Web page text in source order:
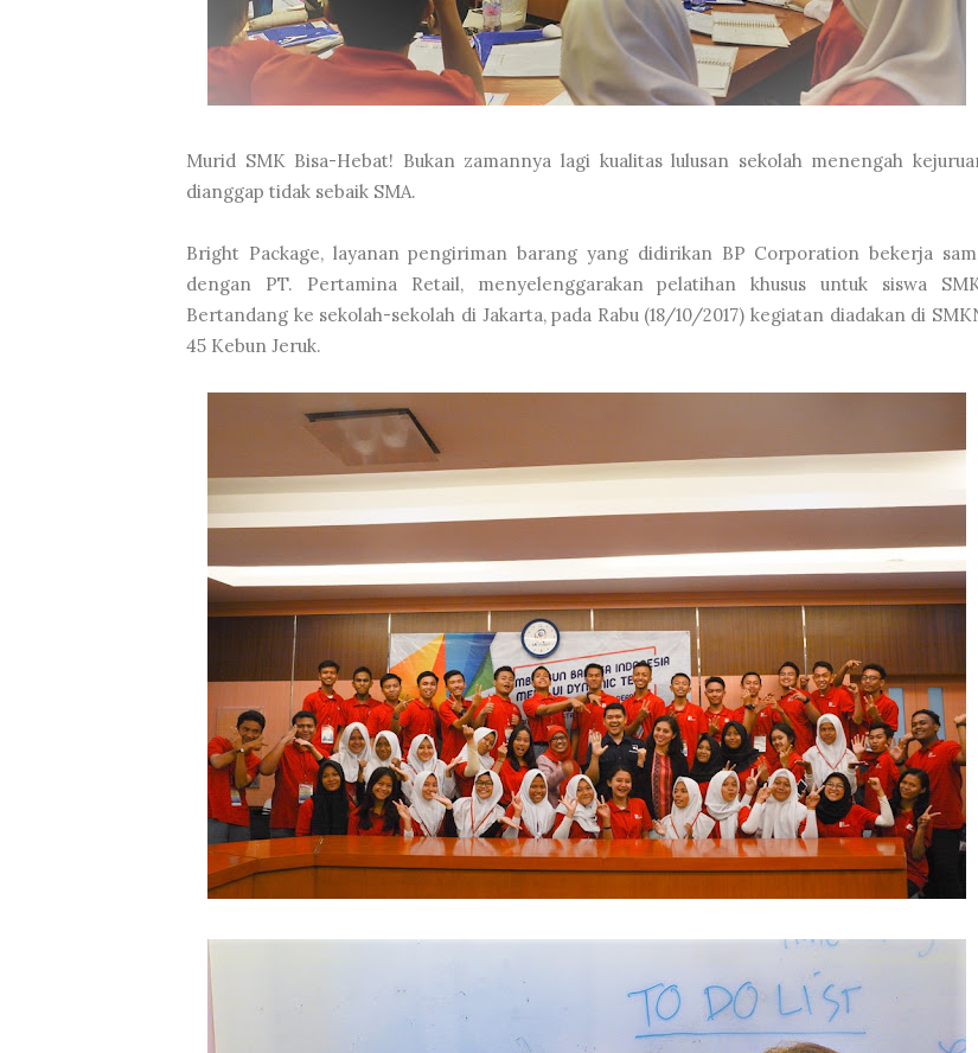
Murid SMK Bisa-Hebat! Bukan zamannya lagi kualitas lulusan sekolah menengah
dianggap tidak sebaik SMA.
Bright Package, layanan pengiriman barang yang didirikan BP Corporation bekerja
dengan PT. Pertamina Retail, menyelenggarakan pelatihan khusus untuk siswa
Bertandang ke sekolah-sekolah di Jakarta, pada Rabu (18/10/2017) kegiatan diadakan di
45 Kebun Jeruk.